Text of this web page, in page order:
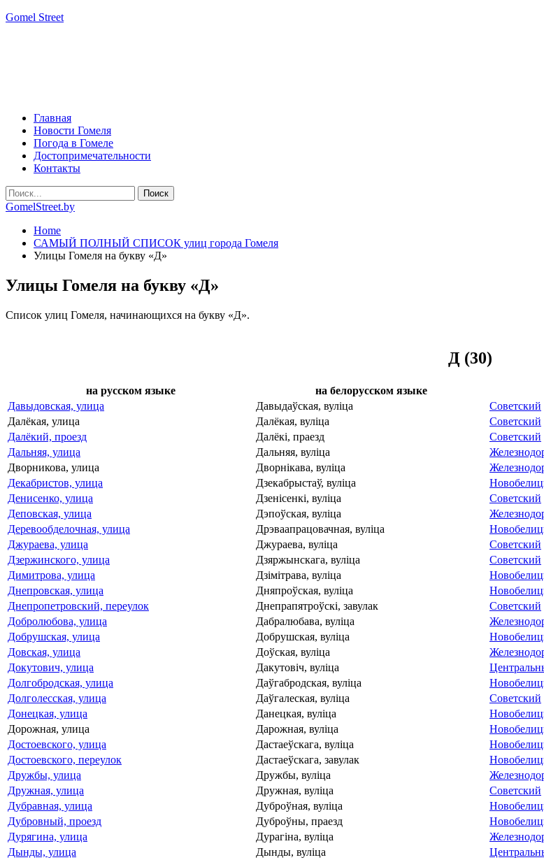
Gomel Street
Главная
Новости Гомеля
Погода в Гомеле
Достопримечательности
Контакты
GomelStreet.by
Home
САМЫЙ ПОЛНЫЙ СПИСОК улиц города Гомеля
Улицы Гомеля на букву «Д»
Улицы Гомеля на букву «Д»
Список улиц Гомеля, начинающихся на букву «Д».
Д (30)
на русском языке на белорусском языке
Давыдовская, улица
Давыдаўская, вулiца Советский
Далёкая, улица
Далёкая, вулiца Советский
Далёкий, проезд
Далёкі, праезд Советский
Дальняя, улица
Дальняя, вулiца
Дворникова, улица
Дворнiкава, вулiца
Декабристов, улица
Дзекабрыстаў, вулiца
Денисенко, улица
Дзенісенкі, вулiца Советский
Деповская, улица
Дэпоўская, вулiца
Деревообделочная, улица
Дрэваапрацовачная, вулiца
Джураева, улица
Джураева, вулiца Советский
Дзержинского, улица
Дзяржынскага, вулiца Советский
Димитрова, улица
Дзімітрава, вулiца
Днепровская, улица
Дняпроўская, вулiца
Днепропетровский, переулок
Днепрапятроўскi, завулак Советский
Добролюбова, улица
Дабралюбава, вулiца
Добрушская, улица
Добрушская, вулiца
Довская, улица
Доўская, вулiца
Докутович, улица
Дакутовiч, вулiца
Долгобродская, улица
Даўгабродская, вулiца
Долголесская, улица
Даўгалеская, вулiца Советский
Донецкая, улица
Данецкая, вулiца
Дорожная, улица
Дарожная, вулiца
Достоевского, улица
Дастаеўскага, вулiца
Достоевского, переулок
Дастаеўскага, завулак
Дружбы, улица
Дружбы, вулiца
Дружная, улица
Дружная, вулiца Советский
Дубравная, улица
Дуброўная, вулiца
Дубровный, проезд
Дуброўны, праезд
Дурягина, улица
Дурагіна, вуліца
Дынды, улица
Дынды, вулiца